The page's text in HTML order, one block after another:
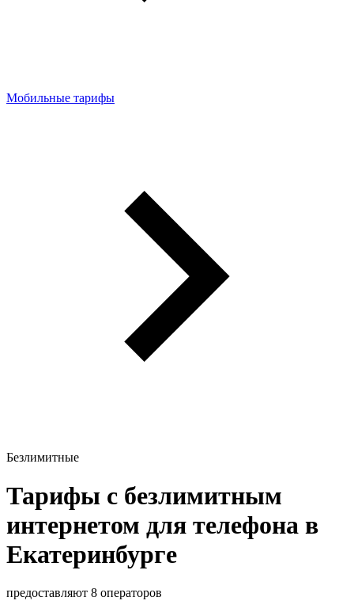
Мобильные тарифы
Безлимитные
Тарифы с безлимитным
интернетом для телефона в
Екатеринбурге
предоставляют 8 операторов